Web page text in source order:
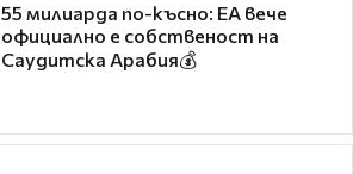
55 милиарда по-късно: EA вече
официално е собственост на
Саудитска Арабия💰